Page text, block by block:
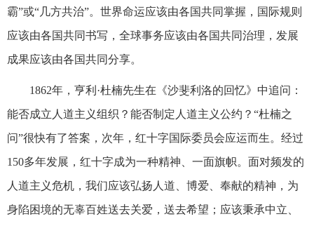
霸”或“几方共治”。世界命运应该由各国共同掌握，国际规则
应该由各国共同书写，全球事务应该由各国共同治理，发展
成果应该由各国共同分享。
1862年，亨利·杜楠先生在《沙斐利洛的回忆》中追问：
能否成立人道主义组织？能否制定人道主义公约？“杜楠之
问”很快有了答案，次年，红十字国际委员会应运而生。经过
150多年发展，红十字成为一种精神、一面旗帜。面对频发的
人道主义危机，我们应该弘扬人道、博爱、奉献的精神，为
身陷困境的无辜百姓送去关爱，送去希望；应该秉承中立、